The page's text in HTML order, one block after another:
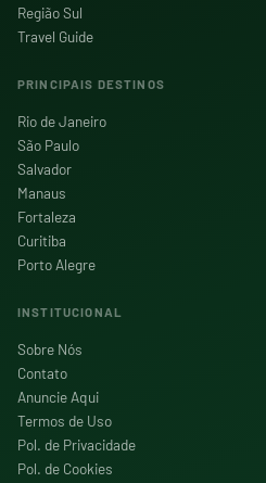
Região Sul
Travel Guide
PRINCIPAIS DESTINOS
Rio de Janeiro
São Paulo
Salvador
Manaus
Fortaleza
Curitiba
Porto Alegre
INSTITUCIONAL
Sobre Nós
Contato
Anuncie Aqui
Termos de Uso
Pol. de Privacidade
Pol. de Cookies